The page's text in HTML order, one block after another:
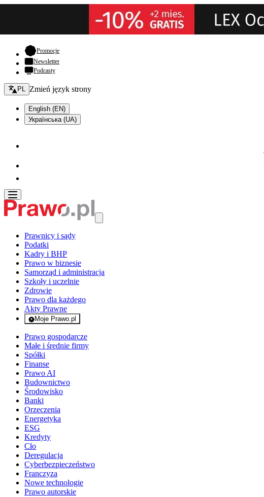
Promocje- otwiera się w nowej karcie
Newsletter
Podcasty
Zmień język - bieżący:
PL Zmień język strony
English (EN)
Українська (UA)
Prawnicy i sądy
Podatki
Kadry i BHP
Prawo w biznesie
Samorząd i administracja
Szkoły i uczelnie
Zdrowie
Prawo dla każdego
Akty Prawne
Moje Prawo.pl
- rejestracja i logowanie do serwisu
Prawo gospodarcze
Małe i średnie firmy
Spółki
Finanse
Prawo AI
Budownictwo
Środowisko
Banki
Orzeczenia
Energetyka
ESG
Kredyty
Cło
Deregulacja
Cyberbezpieczeństwo
Franczyza
Nowe technologie
Prawo autorskie